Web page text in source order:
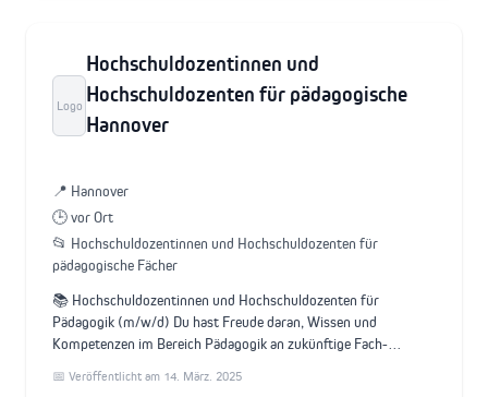
Logo
Hochschuldozentinnen und
Hochschuldozenten für pädagogische
Hannover
📍 Hannover
🕒 vor Ort
📂 Hochschuldozentinnen und Hochschuldozenten für
pädagogische Fächer
📚 Hochschuldozentinnen und Hochschuldozenten für
Pädagogik (m/w/d) Du hast Freude daran, Wissen und
Kompetenzen im Bereich Pädagogik an zukünftige Fach-…
📅 Veröffentlicht am 14. März. 2025